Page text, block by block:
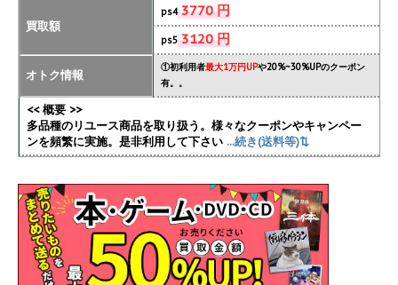
買取額
ps43770 円
ps53120 円
オトク情報
①初利用者最大1万円UPや20%~30%UPのクーポン
有。。
<< 概要 >>
多品種のリユース商品を取り扱う。様々なクーポンやキャンペー
ンを頻繁に実施。是非利用して下さい ...続き(送料等)⇅